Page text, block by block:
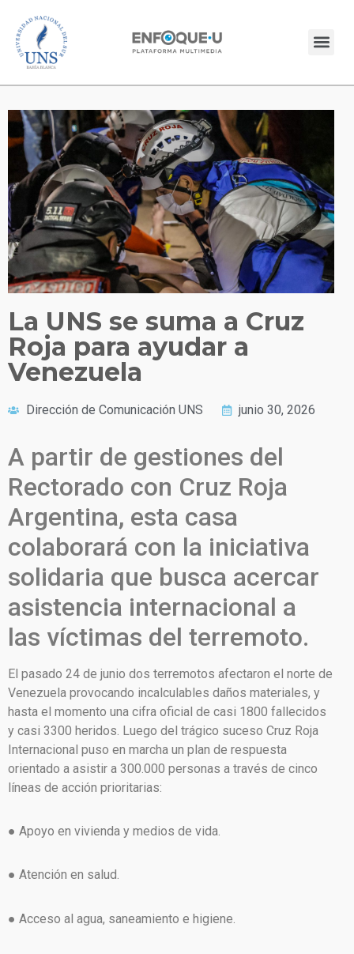
La UNS se suma a Cruz
Roja para ayudar a
Venezuela
Dirección de Comunicación UNS junio 30, 2026
A partir de gestiones del
Rectorado con Cruz Roja
Argentina, esta casa
colaborará con la iniciativa
solidaria que busca acercar
asistencia internacional a
las víctimas del terremoto.
El pasado 24 de junio dos terremotos afectaron el norte de
Venezuela provocando incalculables daños materiales, y
hasta el momento una cifra oficial de casi 1800 fallecidos
y casi 3300 heridos. Luego del trágico suceso Cruz Roja
Internacional puso en marcha un plan de respuesta
orientado a asistir a 300.000 personas a través de cinco
líneas de acción prioritarias:
● Apoyo en vivienda y medios de vida.
● Atención en salud.
● Acceso al agua, saneamiento e higiene.